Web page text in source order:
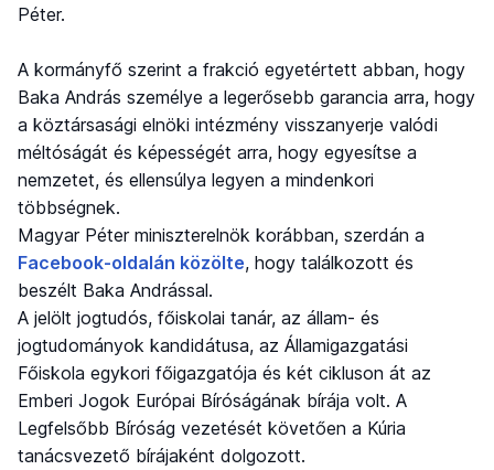
Péter.
A kormányfő szerint a frakció egyetértett abban, hogy
Baka András személye a legerősebb garancia arra, hogy
a köztársasági elnöki intézmény visszanyerje valódi
méltóságát és képességét arra, hogy egyesítse a
nemzetet, és ellensúlya legyen a mindenkori
többségnek.
Magyar Péter miniszterelnök korábban, szerdán a
Facebook-oldalán közölte, hogy találkozott és
beszélt Baka Andrással.
A jelölt jogtudós, főiskolai tanár, az állam- és
jogtudományok kandidátusa, az Államigazgatási
Főiskola egykori főigazgatója és két cikluson át az
Emberi Jogok Európai Bíróságának bírája volt. A
Legfelsőbb Bíróság vezetését követően a Kúria
tanácsvezető bírájaként dolgozott.